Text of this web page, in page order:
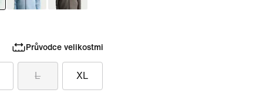
Průvodce velikostmi
L XL